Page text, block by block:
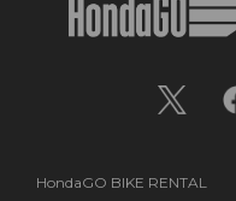
HondaGO BIKE RENTAL